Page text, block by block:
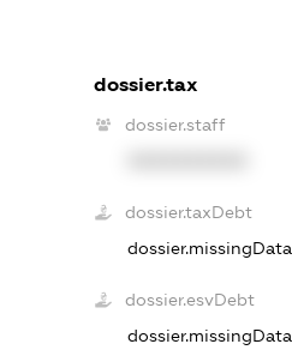
dossier.tax
dossier.staff
dossier.taxDebt
dossier.missingData
dossier.esvDebt
dossier.missingData